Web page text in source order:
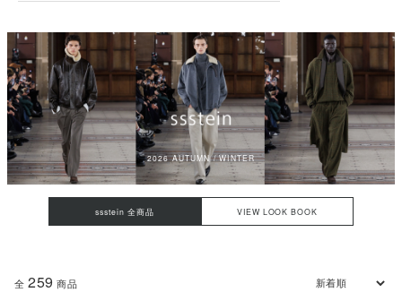
2026 AUTUMN / WINTER
ssstein 全商品 VIEW LOOK BOOK
全 259 商品